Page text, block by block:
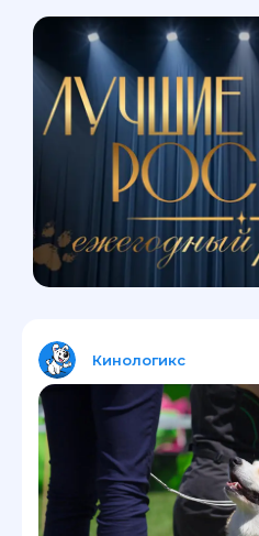
Кинологикс